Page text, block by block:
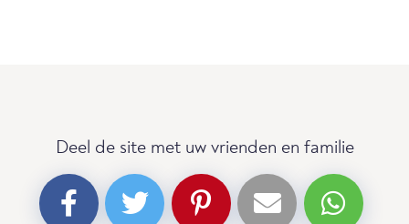
Deel de site met uw vrienden en familie